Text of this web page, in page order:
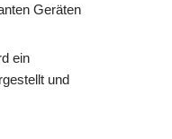
Geräten
ein
und